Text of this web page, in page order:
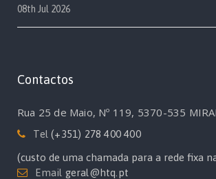
08th Jul 2026
Contactos
Rua 25 de Maio, Nº 119, 5370-535
Tel(+351) 278 400 400
(custo de uma chamada para a rede fixa
Email geral@htq.pt